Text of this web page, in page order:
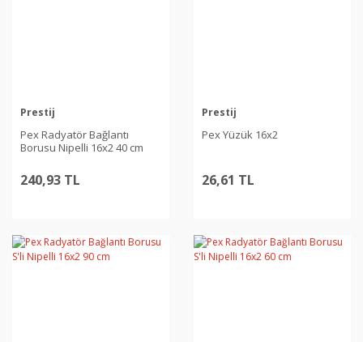
Prestij
Pex Radyatör Bağlantı
Borusu Nipelli 16x2 40 cm
240,93 TL
Prestij
Pex Yüzük 16x2
26,61 TL